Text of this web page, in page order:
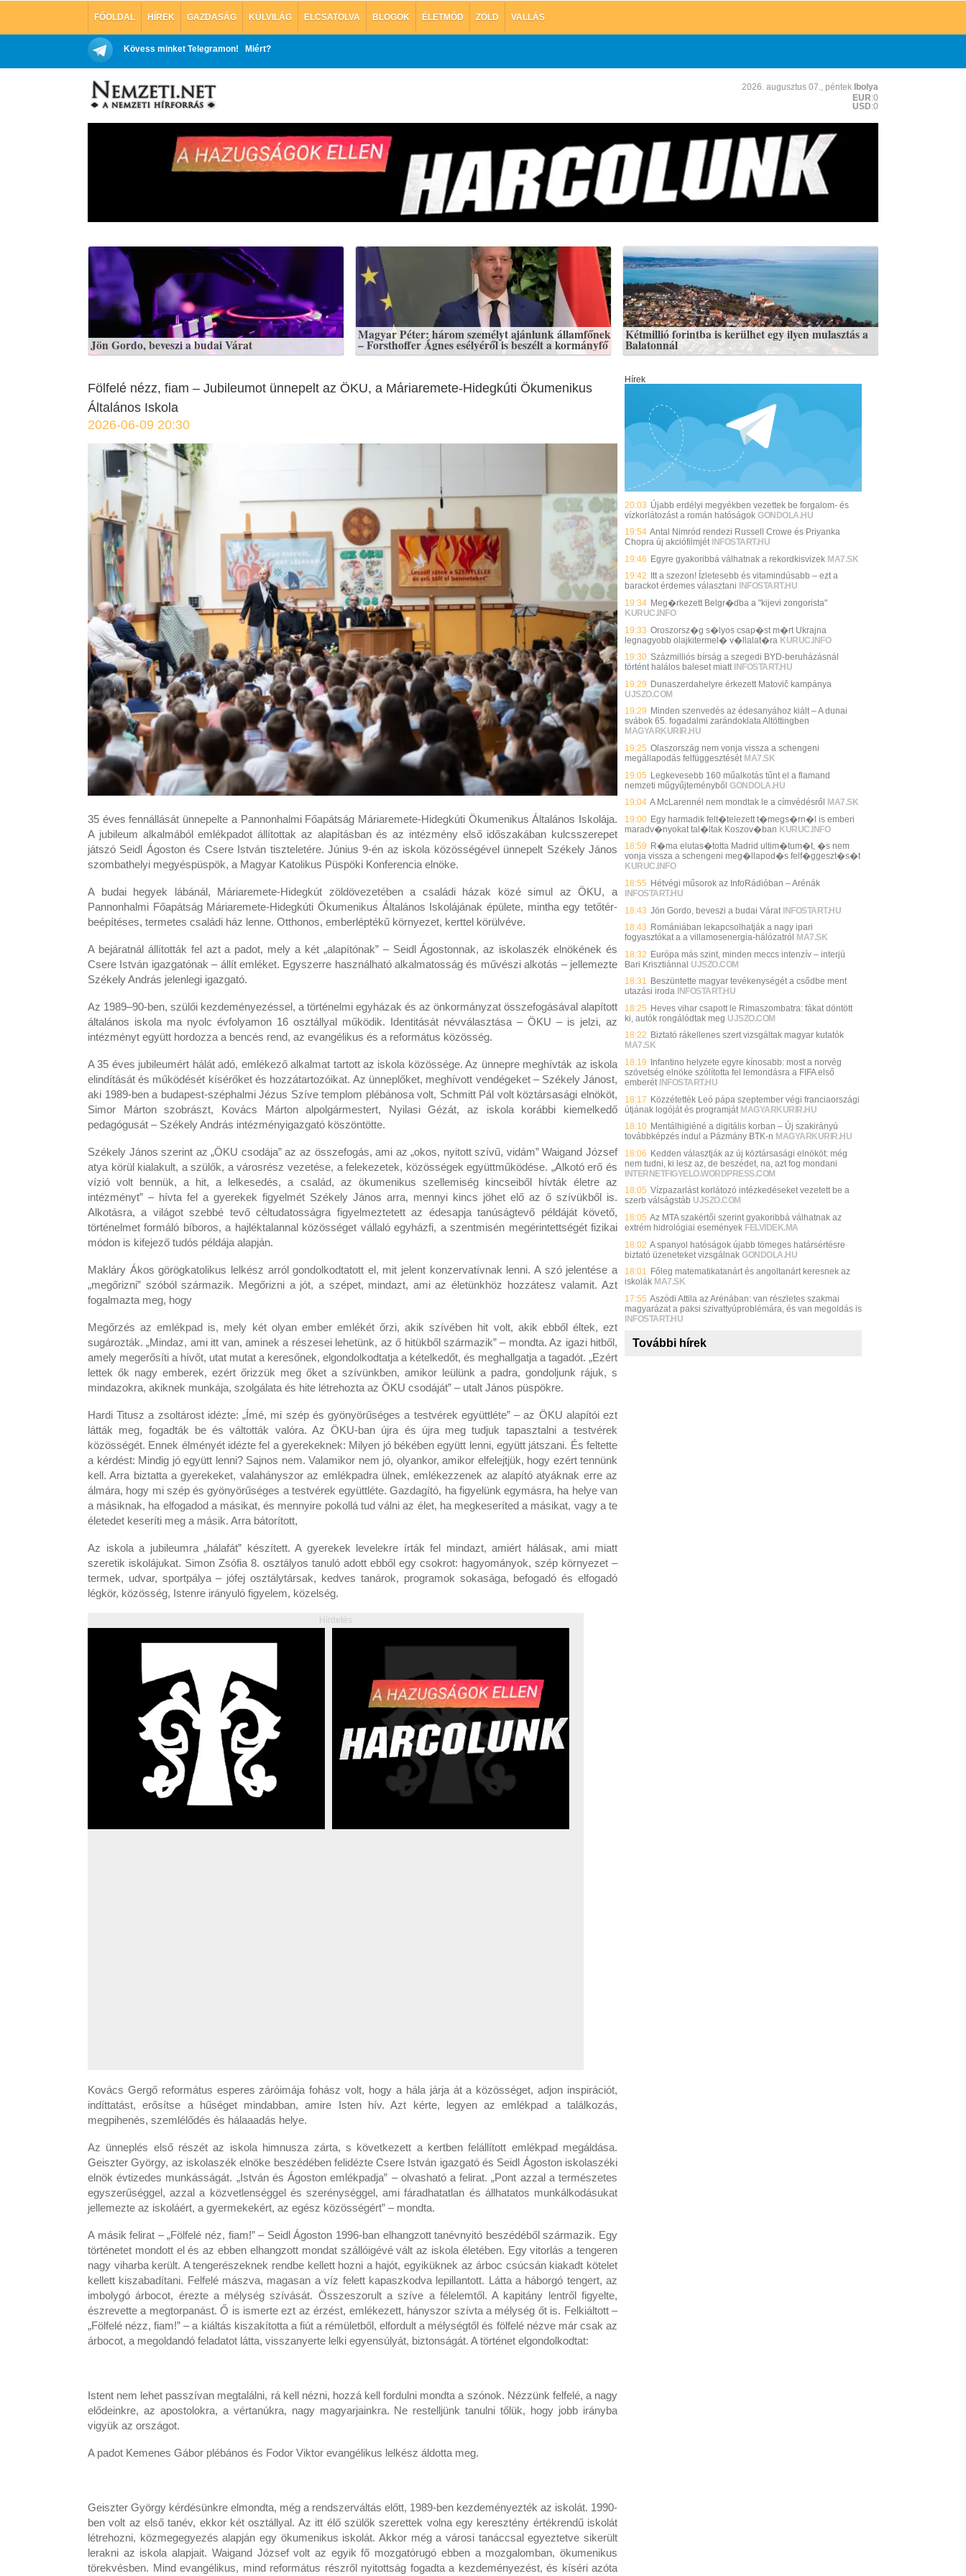
FŐOLDAL HÍREK GAZDASÁG KÜLVILÁG ELCSATOLVA BLOGOK ÉLETMÓD ZÖLD VALLÁS
Kövess minket Telegramon! Miért?
2026. augusztus 07., péntek Ibolya
EUR:0
USD:0
Jön Gordo, beveszi a budai Várat
Magyar Péter: három személyt ajánlunk államfőnek
– Forsthoffer Ágnes esélyéről is beszélt a kormányfő
Kétmillió forintba is kerülhet egy ilyen mulasztás a
Balatonnál
Fölfelé nézz, fiam – Jubileumot ünnepelt az ÖKU, a Máriaremete-Hidegkúti Ökumenikus
Általános Iskola
2026-06-09 20:30
35 éves fennállását ünnepelte a Pannonhalmi Főapátság Máriaremete-Hidegkúti Ökumenikus Általános Iskolája.
A jubileum alkalmából emlékpadot állítottak az alapításban és az intézmény első időszakában kulcsszerepet
játszó Seidl Ágoston és Csere István tiszteletére. Június 9-én az iskola közösségével ünnepelt Székely János
szombathelyi megyéspüspök, a Magyar Katolikus Püspöki Konferencia elnöke.
A budai hegyek lábánál, Máriaremete-Hidegkút zöldövezetében a családi házak közé simul az ÖKU, a
Pannonhalmi Főapátság Máriaremete-Hidegkúti Ökumenikus Általános Iskolájának épülete, mintha egy tetőtér-
beépítéses, termetes családi ház lenne. Otthonos, emberléptékű környezet, kerttel körülvéve.
A bejáratnál állították fel azt a padot, mely a két „alapítónak” – Seidl Ágostonnak, az iskolaszék elnökének és
Csere István igazgatónak – állít emléket. Egyszerre használható alkalmatosság és művészi alkotás – jellemezte
Székely András jelenlegi igazgató.
Az 1989–90-ben, szülői kezdeményezéssel, a történelmi egyházak és az önkormányzat összefogásával alapított
általános iskola ma nyolc évfolyamon 16 osztállyal működik. Identitását névválasztása – ÖKU – is jelzi, az
intézményt együtt hordozza a bencés rend, az evangélikus és a református közösség.
A 35 éves jubileumért hálát adó, emlékező alkalmat tartott az iskola közössége. Az ünnepre meghívták az iskola
elindítását és működését kísérőket és hozzátartozóikat. Az ünneplőket, meghívott vendégeket – Székely Jánost,
aki 1989-ben a budapest-széphalmi Jézus Szíve templom plébánosa volt, Schmitt Pál volt köztársasági elnököt,
Simor Márton szobrászt, Kovács Márton alpolgármestert, Nyilasi Gézát, az iskola korábbi kiemelkedő
pedagógusát – Székely András intézményigazgató köszöntötte.
Székely János szerint az „ÖKU csodája” az az összefogás, ami az „okos, nyitott szívű, vidám” Waigand József
atya körül kialakult, a szülők, a városrész vezetése, a felekezetek, közösségek együttműködése. „Alkotó erő és
vízió volt bennük, a hit, a lelkesedés, a család, az ökumenikus szellemiség kincseiből hívták életre az
intézményt” – hívta fel a gyerekek figyelmét Székely János arra, mennyi kincs jöhet elő az ő szívükből is.
Alkotásra, a világot szebbé tevő céltudatosságra figyelmeztetett az édesapja tanúságtevő példáját követő,
történelmet formáló bíboros, a hajléktalannal közösséget vállaló egyházfi, a szentmisén megérintettségét fizikai
módon is kifejező tudós példája alapján.
Makláry Ákos görögkatolikus lelkész arról gondolkodtatott el, mit jelent konzervatívnak lenni. A szó jelentése a
„megőrizni” szóból származik. Megőrizni a jót, a szépet, mindazt, ami az életünkhöz hozzátesz valamit. Azt
fogalmazta meg, hogy
Megőrzés az emlékpad is, mely két olyan ember emlékét őrzi, akik szívében hit volt, akik ebből éltek, ezt
sugározták. „Mindaz, ami itt van, aminek a részesei lehetünk, az ő hitükből származik” – mondta. Az igazi hitből,
amely megerősíti a hívőt, utat mutat a keresőnek, elgondolkodtatja a kételkedőt, és meghallgatja a tagadót. „Ezért
lettek ők nagy emberek, ezért őrizzük meg őket a szívünkben, amikor leülünk a padra, gondoljunk rájuk, s
mindazokra, akiknek munkája, szolgálata és hite létrehozta az ÖKU csodáját” – utalt János püspökre.
Hardi Titusz a zsoltárost idézte: „Ímé, mi szép és gyönyörűséges a testvérek együttléte” – az ÖKU alapítói ezt
látták meg, fogadták be és váltották valóra. Az ÖKU-ban újra és újra meg tudjuk tapasztalni a testvérek
közösségét. Ennek élményét idézte fel a gyerekeknek: Milyen jó békében együtt lenni, együtt játszani. És feltette
a kérdést: Mindig jó együtt lenni? Sajnos nem. Valamikor nem jó, olyankor, amikor elfelejtjük, hogy ezért tennünk
kell. Arra biztatta a gyerekeket, valahányszor az emlékpadra ülnek, emlékezzenek az alapító atyáknak erre az
álmára, hogy mi szép és gyönyörűséges a testvérek együttléte. Gazdagító, ha figyelünk egymásra, ha helye van
a másiknak, ha elfogadod a másikat, és mennyire pokollá tud válni az élet, ha megkeseríted a másikat, vagy a te
életedet keseríti meg a másik. Arra bátorított,
Az iskola a jubileumra „hálafát” készített. A gyerekek levelekre írták fel mindazt, amiért hálásak, ami miatt
szeretik iskolájukat. Simon Zsófia 8. osztályos tanuló adott ebből egy csokrot: hagyományok, szép környezet –
termek, udvar, sportpálya – jófej osztálytársak, kedves tanárok, programok sokasága, befogadó és elfogadó
légkör, közösség, Istenre irányuló figyelem, közelség.
Hírdetés
Kovács Gergő református esperes záróimája fohász volt, hogy a hála járja át a közösséget, adjon inspirációt,
indíttatást, erősítse a hűséget mindabban, amire Isten hív. Azt kérte, legyen az emlékpad a találkozás,
megpihenés, szemlélődés és hálaaadás helye.
Az ünneplés első részét az iskola himnusza zárta, s következett a kertben felállított emlékpad megáldása.
Geiszter György, az iskolaszék elnöke beszédében felidézte Csere István igazgató és Seidl Ágoston iskolaszéki
elnök évtizedes munkásságát. „István és Ágoston emlékpadja” – olvasható a felirat. „Pont azzal a természetes
egyszerűséggel, azzal a közvetlenséggel és szerénységgel, ami fáradhatatlan és állhatatos munkálkodásukat
jellemezte az iskoláért, a gyermekekért, az egész közösségért” – mondta.
A másik felirat – „Fölfelé néz, fiam!” – Seidl Ágoston 1996-ban elhangzott tanévnyitó beszédéből származik. Egy
történetet mondott el és az ebben elhangzott mondat szállóigévé vált az iskola életében. Egy vitorlás a tengeren
nagy viharba került. A tengerészeknek rendbe kellett hozni a hajót, egyiküknek az árboc csúcsán kiakadt kötelet
kellett kiszabadítani. Felfelé mászva, magasan a víz felett kapaszkodva lepillantott. Látta a háborgó tengert, az
imbolygó árbocot, érezte a mélység szívását. Összeszorult a szíve a félelemtől. A kapitány lentről figyelte,
észrevette a megtorpanást. Ő is ismerte ezt az érzést, emlékezett, hányszor szívta a mélység őt is. Felkiáltott –
„Fölfelé nézz, fiam!” – a kiáltás kiszakította a fiút a rémületből, elfordult a mélységtől és fölfelé nézve már csak az
árbocot, a megoldandó feladatot látta, visszanyerte lelki egyensúlyát, biztonságát. A történet elgondolkodtat:
Istent nem lehet passzívan megtalálni, rá kell nézni, hozzá kell fordulni mondta a szónok. Nézzünk felfelé, a nagy
elődeinkre, az apostolokra, a vértanúkra, nagy magyarjainkra. Ne restelljünk tanulni tőlük, hogy jobb irányba
vigyük az országot.
A padot Kemenes Gábor plébános és Fodor Viktor evangélikus lelkész áldotta meg.
Geiszter György kérdésünkre elmondta, még a rendszerváltás előtt, 1989-ben kezdeményezték az iskolát. 1990-
ben volt az első tanév, ekkor két osztállyal. Az itt élő szülők szerettek volna egy keresztény értékrendű iskolát
létrehozni, közmegegyezés alapján egy ökumenikus iskolát. Akkor még a városi tanáccsal egyeztetve sikerült
lerakni az iskola alapjait. Waigand József volt az egyik fő mozgatórugó ebben a mozgalomban, ökumenikus
törekvésben. Mind evangélikus, mind református részről nyitottság fogadta a kezdeményezést, és kíséri azóta
Hírek
20:03 Újabb erdélyi megyékben vezettek be forgalom- és
vízkorlátozást a román hatóságok GONDOLA.HU
19:54 Antal Nimród rendezi Russell Crowe és Priyanka
Chopra új akciófilmjét INFOSTART.HU
19:46 Egyre gyakoribbá válhatnak a rekordkisvizek MA7.SK
19:42
Itt a szezon! Ízletesebb és vitamindúsabb – ezt a
barackot érdemes választani
INFOSTART.HU
19:34 Meg�rkezett Belgr�dba a "kijevi zongorista"
KURUC.INFO
19:33 Oroszorsz�g s�lyos csap�st m�rt Ukrajna
legnagyobb olajkitermel� v�llalat�ra KURUC.INFO
19:30 Százmilliós bírság a szegedi BYD-beruházásnál
történt halálos baleset miatt INFOSTART.HU
19:29 Dunaszerdahelyre érkezett Matovič kampánya
UJSZO.COM
19:29 Minden szenvedés az édesanyához kiált – A dunai
svábok 65. fogadalmi zarándoklata Altöttingben
MAGYARKURIR.HU
19:25 Olaszország nem vonja vissza a schengeni
megállapodás felfüggesztését MA7.SK
19:05 Legkevesebb 160 műalkotás tűnt el a flamand
nemzeti műgyűjteményből GONDOLA.HU
19:04 A McLarennél nem mondtak le a címvédésről
MA7.SK
19:00 Egy harmadik felt�telezett t�megs�rn�l is emberi
maradv�nyokat tal�ltak Koszov�ban KURUC.INFO
18:59 R�ma elutas�totta Madrid ultim�tum�t, �s nem
vonja vissza a schengeni meg�llapod�s felf�ggeszt�s�t
KURUC.INFO
18:55 Hétvégi műsorok az InfoRádióban – Arénák
INFOSTART.HU
18:43 Jön Gordo, beveszi a budai Várat INFOSTART.HU
18:43 Romániában lekapcsolhatják a nagy ipari
fogyasztókat a a villamosenergia-hálózatról
MA7.SK
18:32 Európa más szint, minden meccs intenzív – interjú
Bari Krisztiánnal UJSZO.COM
18:31 Beszüntette magyar tevékenységét a csődbe ment
utazási iroda INFOSTART.HU
18:25 Heves vihar csapott le Rimaszombatra: fákat döntött
ki, autók rongálódtak meg UJSZO.COM
18:22 Biztató rákellenes szert vizsgáltak magyar kutatók
MA7.SK
18:19
Infantino helyzete egyre kínosabb: most a norvég
szövetség elnöke szólította fel lemondásra a FIFA első
emberét INFOSTART.HU
18:17 Közzétették Leó pápa szeptember végi franciaországi
útjának logóját és programját MAGYARKURIR.HU
18:10 Mentálhigiéné a digitális korban – Új szakirányú
továbbképzés indul a Pázmány BTK-n MAGYARKURIR.HU
18:06 Kedden választják az új köztársasági elnököt: még
nem tudni, ki lesz az, de beszédet, na, azt fog mondani
INTERNETFIGYELO.WORDPRESS.COM
18:05 Vízpazarlást korlátozó intézkedéseket vezetett be a
szerb válságstáb UJSZO.COM
18:05 Az MTA szakértői szerint gyakoribbá válhatnak az
extrém hidrológiai események FELVIDEK.MA
18:02 A spanyol hatóságok újabb tömeges határsértésre
biztató üzeneteket vizsgálnak GONDOLA.HU
18:01 Főleg matematikatanárt és angoltanárt keresnek az
iskolák MA7.SK
17:55 Aszódi Attila az Arénában: van részletes szakmai
magyarázat a paksi szivattyúproblémára, és van megoldás is
INFOSTART.HU
További hírek